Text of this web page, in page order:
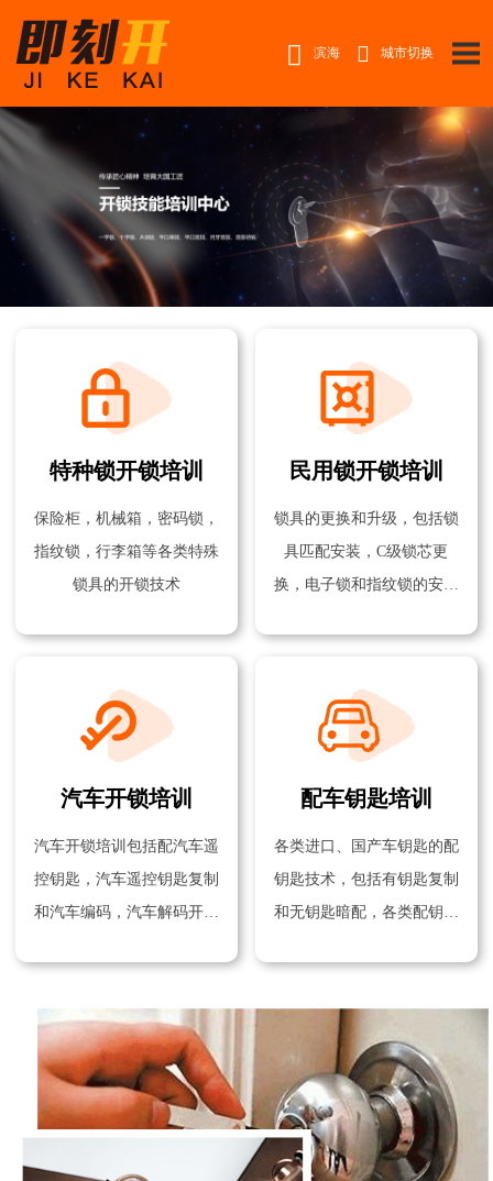
 滨海  城市切换
特种锁开锁培训
保险柜，机械箱，密码锁，
指纹锁，行李箱等各类特殊
锁具的开锁技术
民用锁开锁培训
锁具的更换和升级，包括锁
具匹配安装，C级锁芯更
换，电子锁和指纹锁的安装
汽车开锁培训
汽车开锁培训包括配汽车遥
控钥匙，汽车遥控钥匙复制
和汽车编码，汽车解码开锁
配车钥匙培训
各类进口、国产车钥匙的配
钥匙技术，包括有钥匙复制
和无钥匙暗配，各类配钥匙